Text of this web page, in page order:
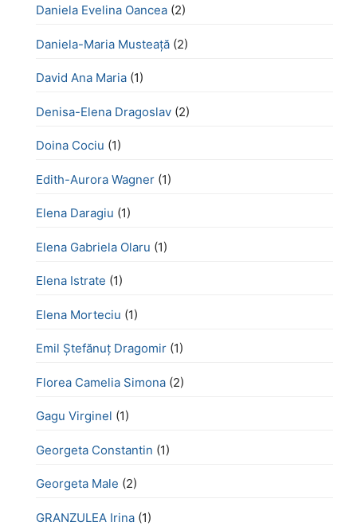
Daniela Evelina Oancea (2)
Daniela-Maria Musteață (2)
David Ana Maria (1)
Denisa-Elena Dragoslav (2)
Doina Cociu (1)
Edith-Aurora Wagner (1)
Elena Daragiu (1)
Elena Gabriela Olaru (1)
Elena Istrate (1)
Elena Morteciu (1)
Emil Ștefănuț Dragomir (1)
Florea Camelia Simona (2)
Gagu Virginel (1)
Georgeta Constantin (1)
Georgeta Male (2)
GRANZULEA Irina (1)